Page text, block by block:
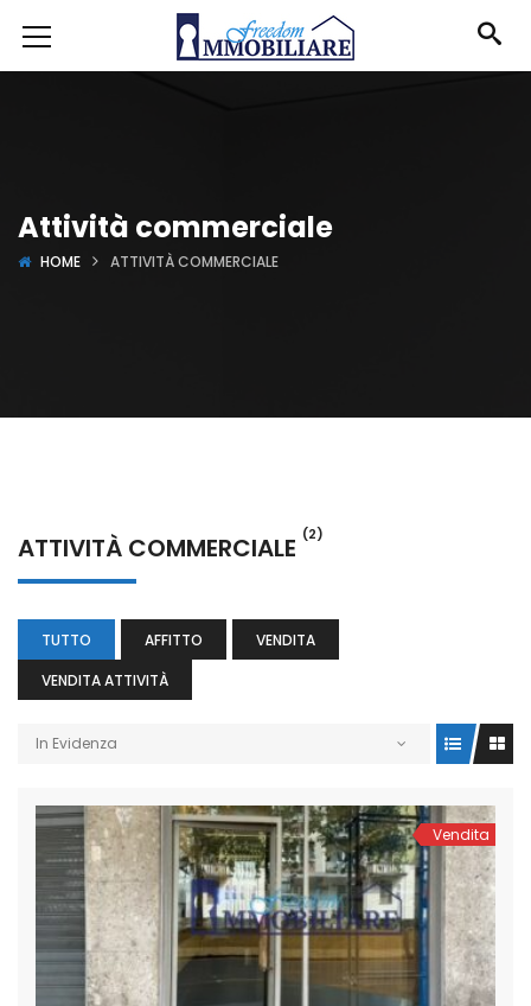
Attività commerciale
HOME ATTIVITÀ COMMERCIALE
ATTIVITÀ COMMERCIALE (2)
TUTTO AFFITTO
VENDITA
VENDITA ATTIVITÀ
In Evidenza
Vendita